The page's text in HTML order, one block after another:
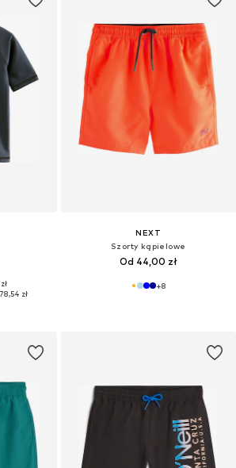
78,54 zł
NEXT
Szorty kąpielowe
Od 44,00 zł
+8